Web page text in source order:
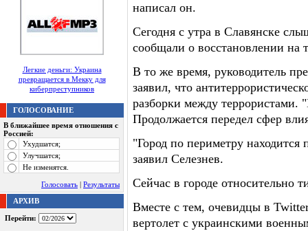
Легкие деньги: Украина
превращается в Мекку для
киберпреступников
ГОЛОСОВАНИЕ
В ближайшее время отношения с
Россией:
Ухудшатся;
Улучшатся;
Не изменятся.
Голосовать | Результаты
АРХИВ
Перейти:
написал он.
Сегодня с утра в Славянске
сообщали о восстановлении
В то же время, руководитель
заявил, что
разборки между террористами.
Продолжается передел сфер
"Город по периметру
заявил Селезнев.
Сейчас в городе относительно
Вместе с тем, очевидцы в
вертолет с украинскими